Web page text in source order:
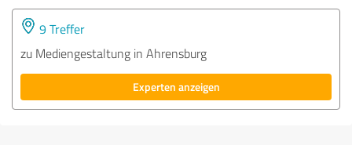
9 Treffer
zu Mediengestaltung in Ahrensburg
Experten anzeigen